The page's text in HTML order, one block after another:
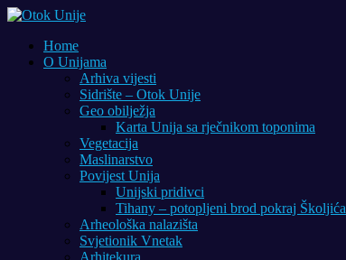
Home
O Unijama
Arhiva vijesti
Sidrište – Otok Unije
Geo obilježja
Karta Unija sa rječnikom toponima
Vegetacija
Maslinarstvo
Povijest Unija
Unijski pridivci
Tihany – potopljeni brod pokraj Školjića
Arheološka nalazišta
Svjetionik Vnetak
Arhitekura